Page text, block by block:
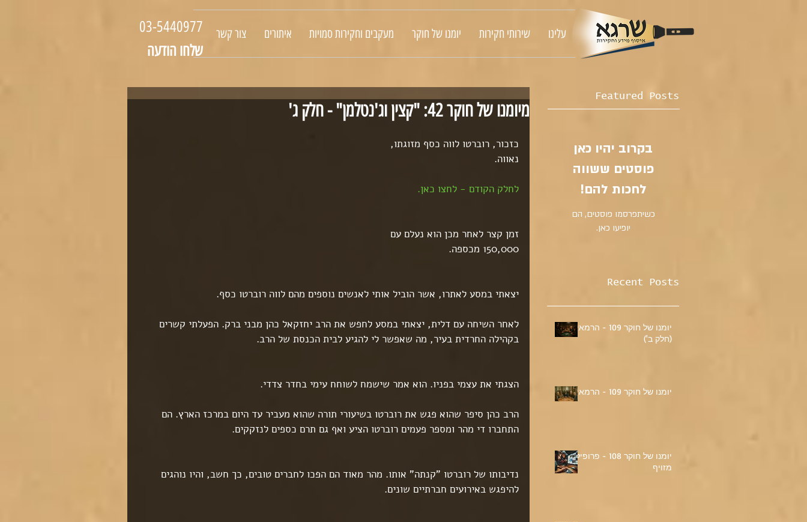
עלינו שירותי חקירות יומנו של חוקר מעקבים וחקירות סמויות איתורים צור קשר
03-5440977
שלחו הודעה
Featured Posts
בקרוב יהיו כאן
פוסטים ששווה
לחכות להם!
כשיתפרסמו פוסטים, הם
יופיעו כאן.
Recent Posts
יומנו של חוקר 109 - הרמאי
(חלק ב')
יומנו של חוקר 109 - הרמאי
יומנו של חוקר 108 - פרופיל
מזויף
מיומנו של חוקר 42: "קצין וג'נטלמן" - חלק ג'
כזכור, רוברטו לווה כסף מזוגתו,
נאווה.
לחלק הקודם - לחצו כאן.
זמן קצר לאחר מכן הוא נעלם עם
150,000 מכספה.
יצאתי במסע לאתרו, אשר הוביל אותי לאנשים נוספים מהם לווה רוברטו כסף.
לאחר השיחה עם דלית, יצאתי במסע לחפש את הרב יחזקאל כהן מבני ברק. הפעלתי קשרים
בקהילה החרדית בעיר, מה שאפשר לי להגיע לבית הכנסת של הרב.
הצגתי את עצמי בפניו. הוא אמר שישמח לשוחח עימי בחדר צדדי.
הרב כהן סיפר שהוא פגש את רוברטו בשיעורי תורה שהוא מעביר עד היום במרכז הארץ. הם
התחברו די מהר ומספר פעמים רוברטו הציע ואף גם תרם כספים לנזקקים.
נדיבותו של רוברטו "קנתה" אותו. מהר מאוד הם הפכו לחברים טובים, כך חשב, והיו נוהגים
להיפגש באירועים חברתיים שונים.